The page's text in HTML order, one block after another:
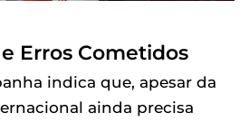
Erros Cometidos
indica que, apesar da
ainda precisa